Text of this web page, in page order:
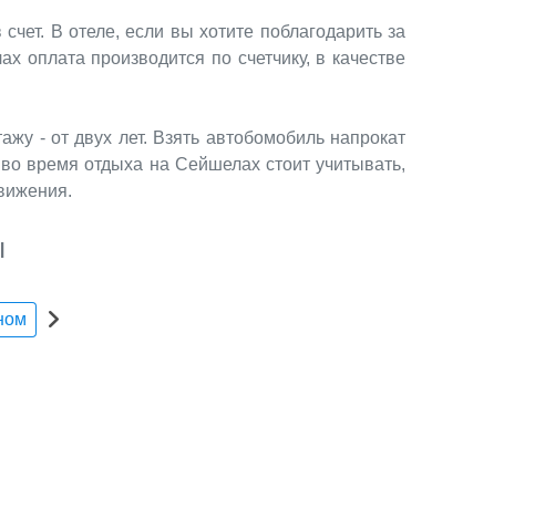
В отеле, если вы хотите поблагодарить за
производится по счетчику, в качестве
- от двух лет. Взять автобомобиль напрокат
время отдыха на Сейшелах стоит учитывать,